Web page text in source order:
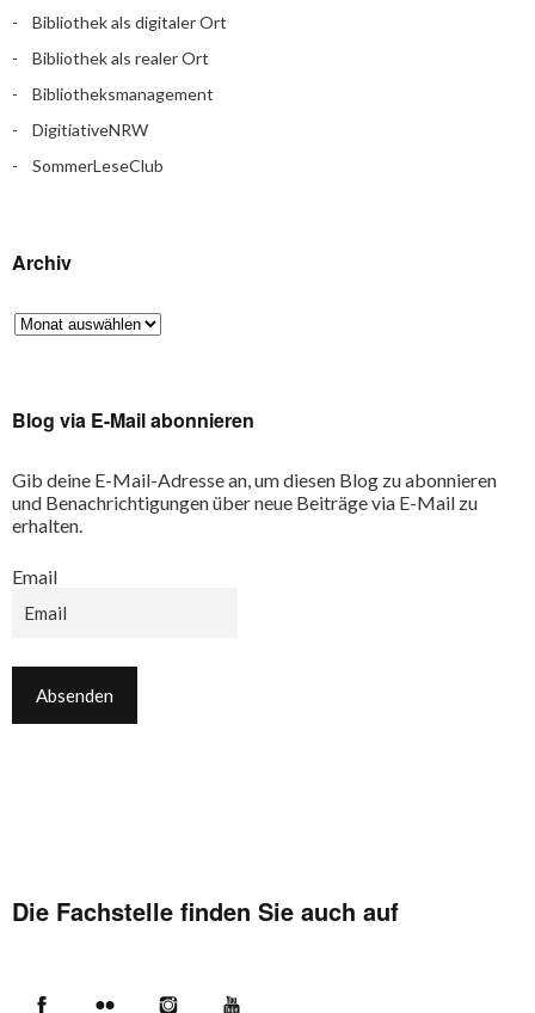
Bibliothek als digitaler Ort
Bibliothek als realer Ort
Bibliotheksmanagement
DigitiativeNRW
SommerLeseClub
Archiv
Blog via E-Mail abonnieren
Gib deine E-Mail-Adresse an, um diesen Blog zu abonnieren
und Benachrichtigungen über neue Beiträge via E-Mail zu
erhalten.
Email
Die Fachstelle finden Sie auch auf